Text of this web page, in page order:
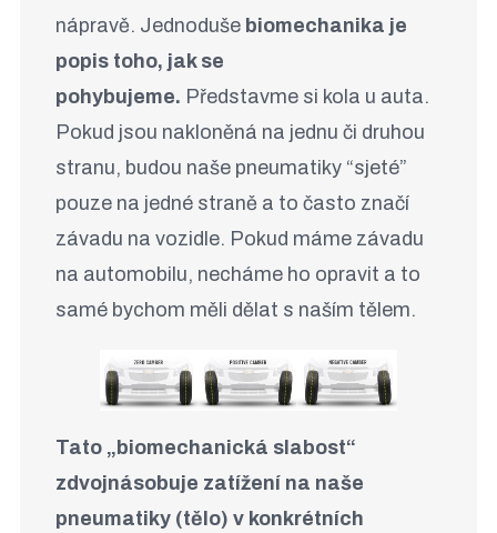
nápravě. Jednoduše biomechanika je
popis toho, jak se
pohybujeme. Představme si kola u auta.
Pokud jsou nakloněná na jednu či druhou
stranu, budou naše pneumatiky “sjeté”
pouze na jedné straně a to často značí
závadu na vozidle. Pokud máme závadu
na automobilu, necháme ho opravit a to
samé bychom měli dělat s naším tělem.
Tato „biomechanická slabost“
zdvojnásobuje zatížení na naše
pneumatiky (tělo) v konkrétních